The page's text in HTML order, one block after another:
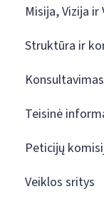
Misija, Vizija ir
Struktūra ir
Teisinė
Peticijų
Veiklos sritys